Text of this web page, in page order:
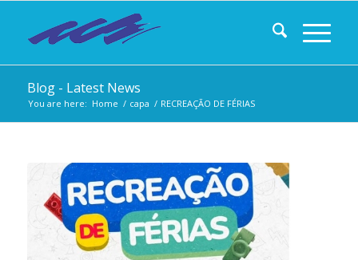
Blog - Latest News
You are here: Home / capa / RECREAÇÃO DE FÉRIAS